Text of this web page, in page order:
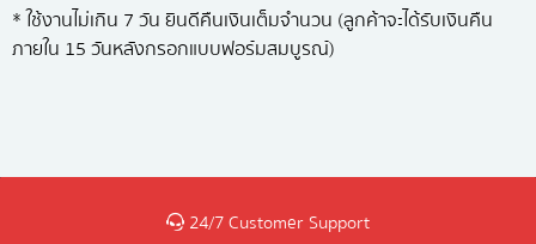
* ใช้งานไม่เกิน 7 วัน ยินดีคืนเงินเต็มจำนวน (ลูกค้าจะได้รับเงินคืน
ภายใน 15 วันหลังกรอกแบบฟอร์มสมบูรณ์)
24/7 Customer Support